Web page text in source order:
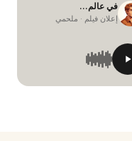
في عالم…
إعلان فيلم · ملحمي